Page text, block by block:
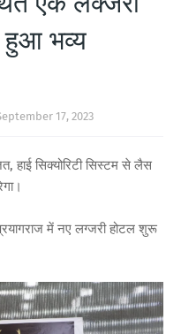
हुआ भव्य
17, 2023
हाई सिक्योरिटी सिस्टम से लैस
में नए लग्जरी होटल शुरू